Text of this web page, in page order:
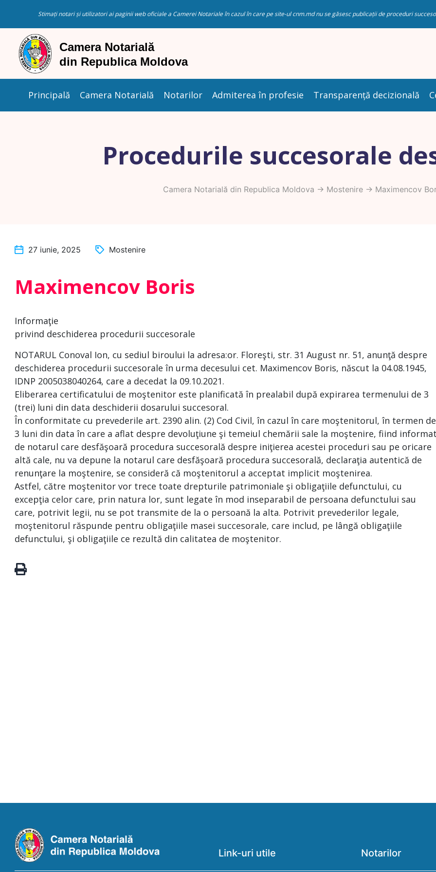
Stimați notari și utilizatori ai paginii web oficiale a Camerei Notariale în cazul în care pe site-ul cnm.md nu se găsesc publicații de proceduri
Principală Camera Notarială Notarilor Admiterea în profesie Transparență decizională
Procedurile succesorale
Camera Notarială din Republica Moldova -> Mostenire-> Maximencov
27 iunie, 2025 Mostenire
Maximencov Boris
Informaţie
privind deschiderea procedurii succesorale
NOTARUL Conoval Ion, cu sediul biroului la adresa:or. Floreşti, str. 31 August nr. 51, anunţă despre
deschiderea procedurii succesorale în urma decesului cet. Maximencov Boris, născut la 04.08.1945,
IDNP 2005038040264, care a decedat la 09.10.2021.
Eliberarea certificatului de moştenitor este planificată în prealabil după expirarea termenului de 3
(trei) luni din data deschiderii dosarului succesoral.
În conformitate cu prevederile art. 2390 alin. (2) Cod Civil, în cazul în care moştenitorul, în termen de
3 luni din data în care a aflat despre devoluţiune şi temeiul chemării sale la moştenire, fiind informat
de notarul care desfăşoară procedura succesorală despre iniţierea acestei proceduri sau pe oricare
altă cale, nu va depune la notarul care desfăşoară procedura succesorală, declaraţia autentică de
renunţare la moştenire, se consideră că moştenitorul a acceptat implicit moştenirea.
Astfel, către moştenitor vor trece toate drepturile patrimoniale şi obligaţiile defunctului, cu
excepţia celor care, prin natura lor, sunt legate în mod inseparabil de persoana defunctului sau
care, potrivit legii, nu se pot transmite de la o persoană la alta. Potrivit prevederilor legale,
moştenitorul răspunde pentru obligaţiile masei succesorale, care includ, pe lângă obligaţiile
defunctului, şi obligaţiile ce rezultă din calitatea de moştenitor.
Link-uri utile Notarilor